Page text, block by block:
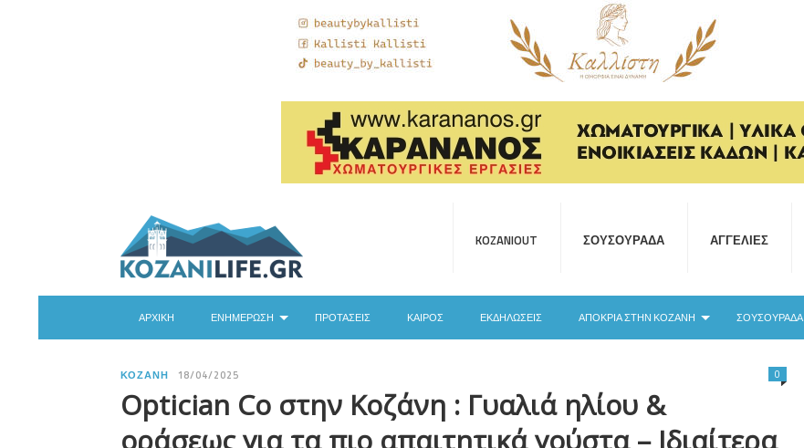
KOZANIOUT ΣΟΥΣΟΥΡΆΔΑ ΑΓΓΕΛΊΕΣ
ΑΡΧΙΚΉ ΕΝΗΜΈΡΩΣΗ ΠΡΟΤΆΣΕΙΣ ΚΑΙΡΌΣ ΕΚΔΗΛΏΣΕΙΣ ΑΠΟΚΡΙΆ ΣΤΗΝ ΚΟΖΆΝΗ ΣΟΥΣΟΥΡΆΔΑ
ΚΟΖΆΝΗ 18/04/2025
Optician Co στην Κοζάνη : Γυαλιά ηλίου &
οράσεως για τα πιο απαιτητικά γούστα – Ιδιαίτερα
0